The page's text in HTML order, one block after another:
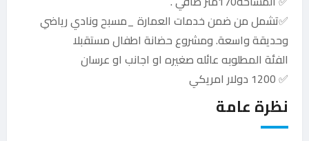
‏✅تشمل من ضمن خدمات العمارة _مسبح ونادي رياضي
وحديقة واسعة. ومشروع حضانة اطفال مستقبلا
الفئة المطلوبه عائله صغيره او اجانب او عرسان
✅ 1200 دولار امريكي
نظرة عامة